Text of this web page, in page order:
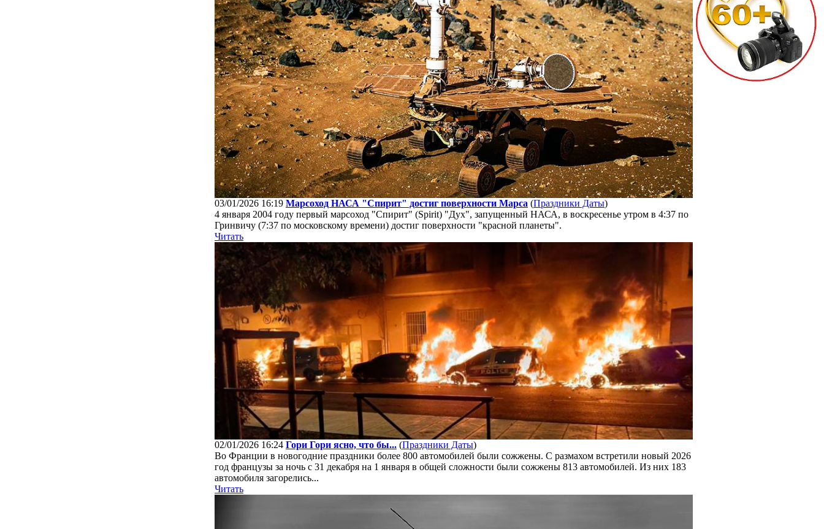
03/01/2026 16:19 Марсоход НАСА "Спирит" достиг поверхности Марса (Праздники Даты)
4 января 2004 году первый марсоход "Спирит" (Spirit) "Дух", запущенный НАСА, в воскресенье утром в 4:37 по
Гринвичу (7:37 по московскому времени) достиг поверхности "красной планеты".
Читать
02/01/2026 16:24 Гори Гори ясно, что бы... (Праздники Даты)
Во Франции в новогодние праздники более 800 автомобилей были сожжены. С размахом встретили новый 2026
год французы за ночь с 31 декабря на 1 января в общей сложности были сожжены 813 автомобилей. Из них 183
автомобиля загорелись...
Читать